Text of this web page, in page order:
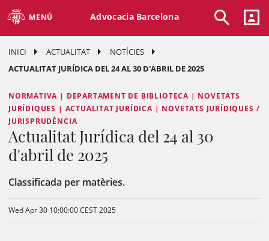
MENÚ Advocacia Barcelona
INICI ACTUALITAT
NOTÍCIES
ACTUALITAT JURÍDICA DEL 24 AL 30 D'ABRIL DE 2025
NORMATIVA | DEPARTAMENT DE BIBLIOTECA | NOVETATS
JURÍDIQUES | ACTUALITAT JURÍDICA | NOVETATS JURÍDIQUES /
JURISPRUDÈNCIA
Actualitat Jurídica del 24 al 30
d'abril de 2025
Classificada per matèries.
Wed Apr 30 10:00:00 CEST 2025